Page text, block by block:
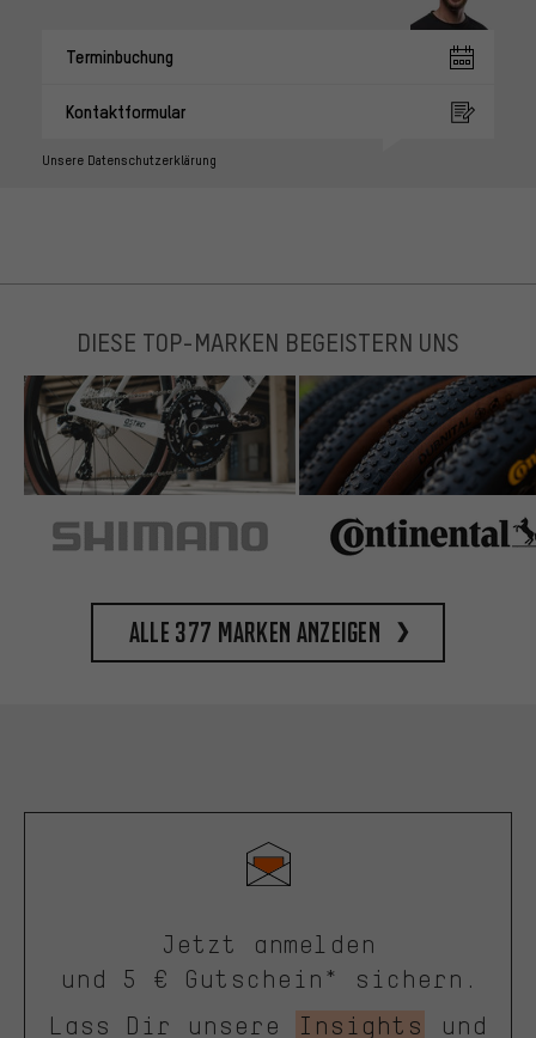
Terminbuchung
Kontaktformular
Unsere Datenschutzerklärung
DIESE TOP-MARKEN BEGEISTERN UNS
Alle 377 Marken anzeigen
Jetzt anmelden
und 5 € Gutschein* sichern.
Lass Dir unsere
Insights und